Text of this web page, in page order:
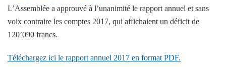
L’Assemblée a approuvé à l’unanimité le rapport annuel et sans
voix contraire les comptes 2017, qui affichaient un déficit de
120’090 francs.
Téléchargez ici le rapport annuel 2017 en format PDF.